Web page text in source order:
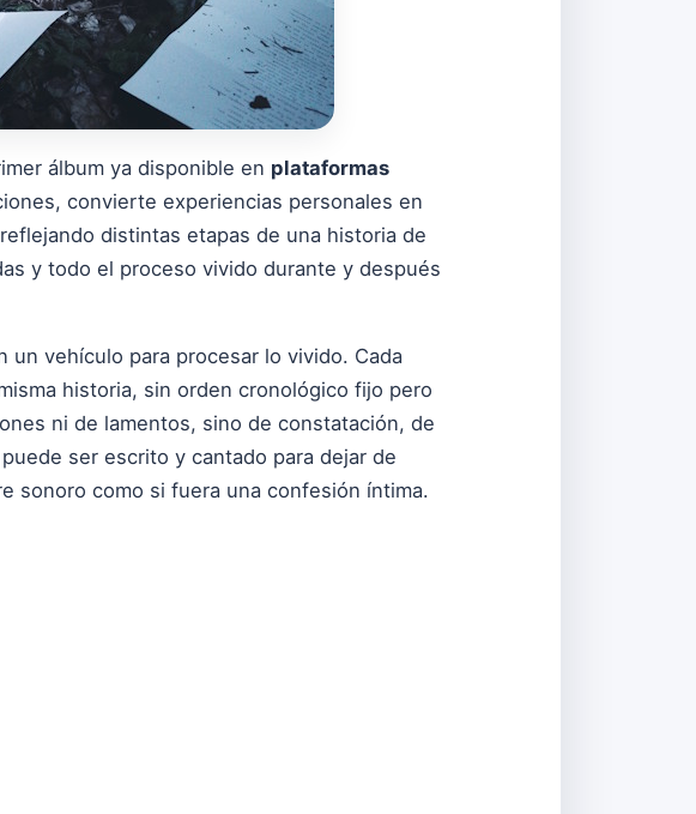
álbum ya disponible en plataformas
convierte experiencias personales en
distintas etapas de una historia de
y todo el proceso vivido durante y después
vehículo para procesar lo vivido. Cada
historia, sin orden cronológico fijo pero
ni de lamentos, sino de constatación, de
ser escrito y cantado para dejar de
sonoro como si fuera una confesión íntima.